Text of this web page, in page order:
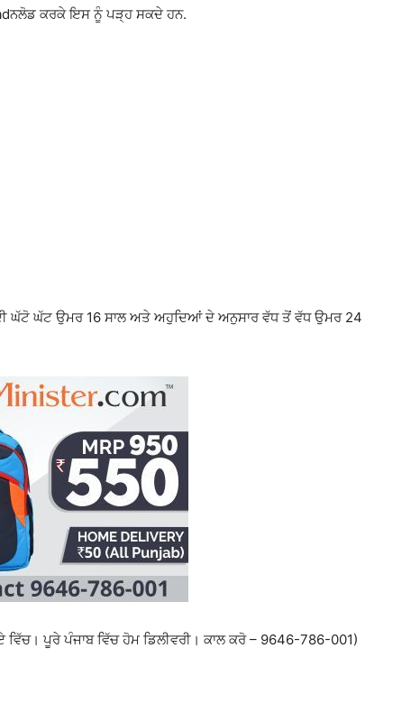
ਕਰਕੇ ਇਸ ਨੂੰ ਪੜ੍ਹ ਸਕਦੇ ਹਨ.
ਘੱਟੋ ਘੱਟ ਉਮਰ 16 ਸਾਲ ਅਤੇ ਅਹੁਦਿਆਂ ਦੇ ਅਨੁਸਾਰ ਵੱਧ ਤੋਂ ਵੱਧ ਉਮਰ 24
ਪੂਰੇ ਪੰਜਾਬ ਵਿੱਚ ਹੋਮ ਡਿਲੀਵਰੀ। ਕਾਲ ਕਰੋ – 9646-786-001)